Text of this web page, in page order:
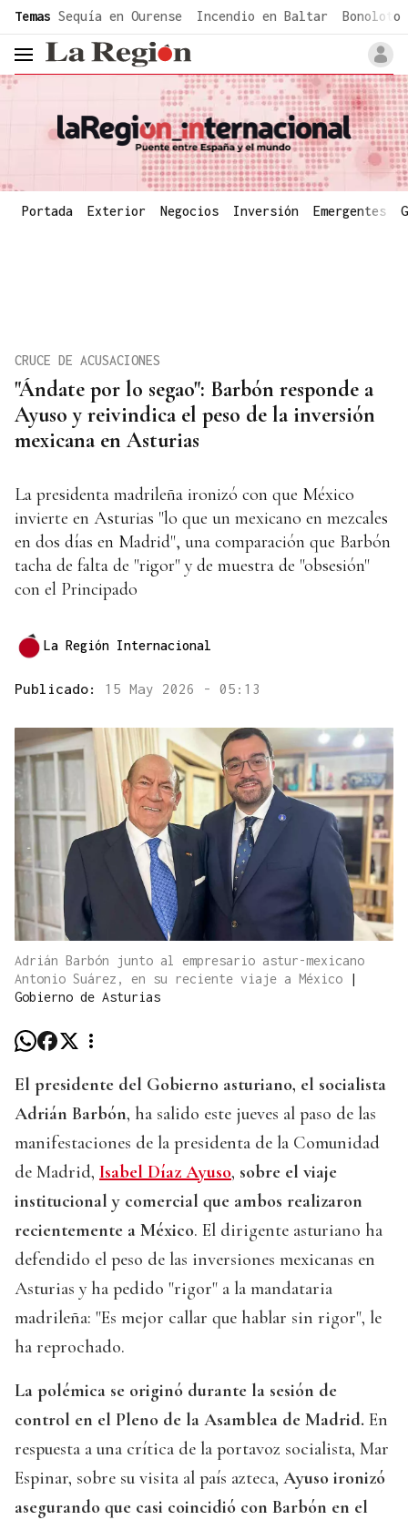
common.go-to-content
Temas Sequía en Ourense Incendio en Baltar Bonoloto
header.menu.open
Portada Exterior Negocios Inversión Emergentes
"Ándate por lo segao": Barbón responde a
Ayuso y reivindica el peso de la inversión
mexicana en Asturias
CRUCE DE ACUSACIONES
La presidenta madrileña ironizó con que México
invierte en Asturias "lo que un mexicano en mezcales
en dos días en Madrid", una comparación que Barbón
tacha de falta de "rigor" y de muestra de "obsesión"
con el Principado
La Región Internacional
Publicado: 15 May 2026 - 05:13
Adrián Barbón junto al empresario astur-mexicano
Antonio Suárez, en su reciente viaje a México
|
Gobierno de Asturias
El presidente del Gobierno asturiano, el socialista
Adrián Barbón, ha salido este jueves al paso de las
manifestaciones de la presidenta de la Comunidad
de Madrid, Isabel Díaz Ayuso, sobre el viaje
institucional y comercial que ambos realizaron
recientemente a México. El dirigente asturiano ha
defendido el peso de las inversiones mexicanas en
Asturias y ha pedido "rigor" a la mandataria
madrileña: "Es mejor callar que hablar sin rigor", le
ha reprochado.
La polémica se originó durante la sesión de
control en el Pleno de la Asamblea de Madrid. En
respuesta a una crítica de la portavoz socialista, Mar
Espinar, sobre su visita al país azteca, Ayuso ironizó
asegurando que casi coincidió con Barbón en el